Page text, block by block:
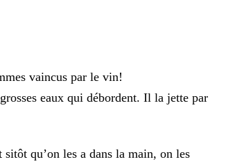
vaincus par le vin!
grosses eaux qui débordent. Il la jette par
sitôt qu’on les a dans la main, on les